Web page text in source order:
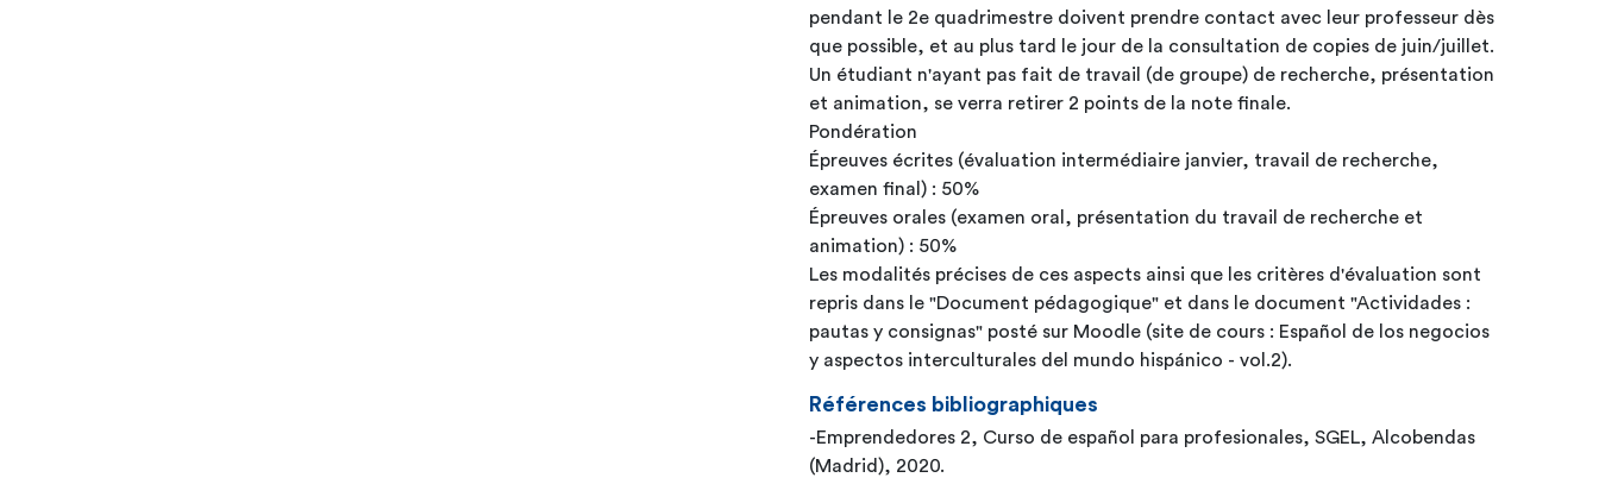
pendant le 2e quadrimestre doivent prendre contact avec leur professeur dès
que possible, et au plus tard le jour de la consultation de copies de juin/juillet.
Un étudiant n'ayant pas fait de travail (de groupe) de recherche, présentation
et animation, se verra retirer 2 points de la note finale.
Pondération
Épreuves écrites (évaluation intermédiaire janvier, travail de recherche,
examen final) : 50%
Épreuves orales (examen oral, présentation du travail de recherche et
animation) : 50%
Les modalités précises de ces aspects ainsi que les critères d'évaluation sont
repris dans le "Document pédagogique" et dans le document "Actividades :
pautas y consignas" posté sur Moodle (site de cours : Español de los negocios
y aspectos interculturales del mundo hispánico - vol.2).
Références bibliographiques
-Emprendedores 2, Curso de español para profesionales, SGEL, Alcobendas
(Madrid), 2020.